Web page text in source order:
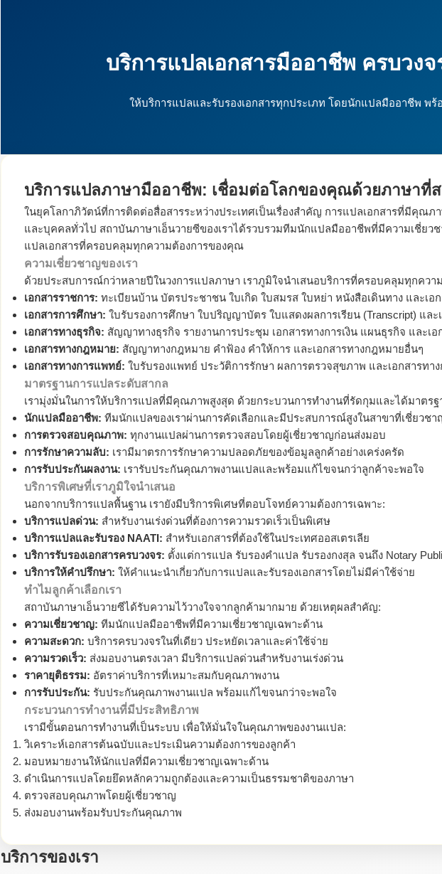
บริการแปลเอกสารมืออาชีพ ครบวง
ให้บริการแปลและรับรองเอกสารทุกประเภท โดยนักแปลมืออาชีพ พร้
บริการแปลภาษามืออาชีพ: เชื่อมต่อโลกของคุณด้วยภาษาที่
ในยุคโลกาภิวัตน์ที่การติดต่อสื่อสารระหว่างประเทศเป็นเรื่องสำคัญ การแปลเอกสารที่มีคุณภ
และบุคคลทั่วไป สถาบันภาษาเอ็นวายซีของเราได้รวบรวมทีมนักแปลมืออาชีพที่มีความเชี่ย
แปลเอกสารที่ครอบคลุมทุกความต้องการของคุณ
ความเชี่ยวชาญของเรา
ด้วยประสบการณ์กว่าหลายปีในวงการแปลภาษา เราภูมิใจนำเสนอบริการที่ครอบคลุมทุกควา
เอกสารราชการ: ทะเบียนบ้าน บัตรประชาชน ใบเกิด ใบสมรส ใบหย่า หนังสือเดินทาง และเอ
เอกสารการศึกษา: ใบรับรองการศึกษา ใบปริญญาบัตร ใบแสดงผลการเรียน (Transcript) และ
เอกสารทางธุรกิจ: สัญญาทางธุรกิจ รายงานการประชุม เอกสารทางการเงิน แผนธุรกิจ และเอ
เอกสารทางกฎหมาย: สัญญาทางกฎหมาย คำฟ้อง คำให้การ และเอกสารทางกฎหมายอื่นๆ
เอกสารทางการแพทย์: ใบรับรองแพทย์ ประวัติการรักษา ผลการตรวจสุขภาพ และเอกสารทา
มาตรฐานการแปลระดับสากล
เรามุ่งมั่นในการให้บริการแปลที่มีคุณภาพสูงสุด ด้วยกระบวนการทำงานที่รัดกุมและได้มาตรฐ
นักแปลมืออาชีพ: ทีมนักแปลของเราผ่านการคัดเลือกและมีประสบการณ์สูงในสาขาที่เชี่ยวชา
การตรวจสอบคุณภาพ: ทุกงานแปลผ่านการตรวจสอบโดยผู้เชี่ยวชาญก่อนส่งมอบ
การรักษาความลับ: เรามีมาตรการรักษาความปลอดภัยของข้อมูลลูกค้าอย่างเคร่งครัด
การรับประกันผลงาน: เรารับประกันคุณภาพงานแปลและพร้อมแก้ไขจนกว่าลูกค้าจะพอใจ
บริการพิเศษที่เราภูมิใจนำเสนอ
นอกจากบริการแปลพื้นฐาน เรายังมีบริการพิเศษที่ตอบโจทย์ความต้องการเฉพาะ:
บริการแปลด่วน: สำหรับงานเร่งด่วนที่ต้องการความรวดเร็วเป็นพิเศษ
บริการแปลและรับรอง NAATI: สำหรับเอกสารที่ต้องใช้ในประเทศออสเตรเลีย
บริการรับรองเอกสารครบวงจร: ตั้งแต่การแปล รับรองคำแปล รับรองกงสุล จนถึง Notary
บริการให้คำปรึกษา: ให้คำแนะนำเกี่ยวกับการแปลและรับรองเอกสารโดยไม่มีค่าใช้จ่าย
ทำไมลูกค้าเลือกเรา
สถาบันภาษาเอ็นวายซีได้รับความไว้วางใจจากลูกค้ามากมาย ด้วยเหตุผลสำคัญ:
ความเชี่ยวชาญ: ทีมนักแปลมืออาชีพที่มีความเชี่ยวชาญเฉพาะด้าน
ความสะดวก: บริการครบวงจรในที่เดียว ประหยัดเวลาและค่าใช้จ่าย
ความรวดเร็ว: ส่งมอบงานตรงเวลา มีบริการแปลด่วนสำหรับงานเร่งด่วน
ราคายุติธรรม: อัตราค่าบริการที่เหมาะสมกับคุณภาพงาน
การรับประกัน: รับประกันคุณภาพงานแปล พร้อมแก้ไขจนกว่าจะพอใจ
กระบวนการทำงานที่มีประสิทธิภาพ
เรามีขั้นตอนการทำงานที่เป็นระบบ เพื่อให้มั่นใจในคุณภาพของงานแปล:
วิเคราะห์เอกสารต้นฉบับและประเมินความต้องการของลูกค้า
มอบหมายงานให้นักแปลที่มีความเชี่ยวชาญเฉพาะด้าน
ดำเนินการแปลโดยยึดหลักความถูกต้องและความเป็นธรรมชาติของภาษา
ตรวจสอบคุณภาพโดยผู้เชี่ยวชาญ
ส่งมอบงานพร้อมรับประกันคุณภาพ
บริการของเรา